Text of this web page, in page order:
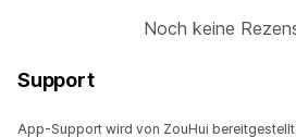
Noch keine
Support
App-Support wird von ZouHui bereitgestellt.